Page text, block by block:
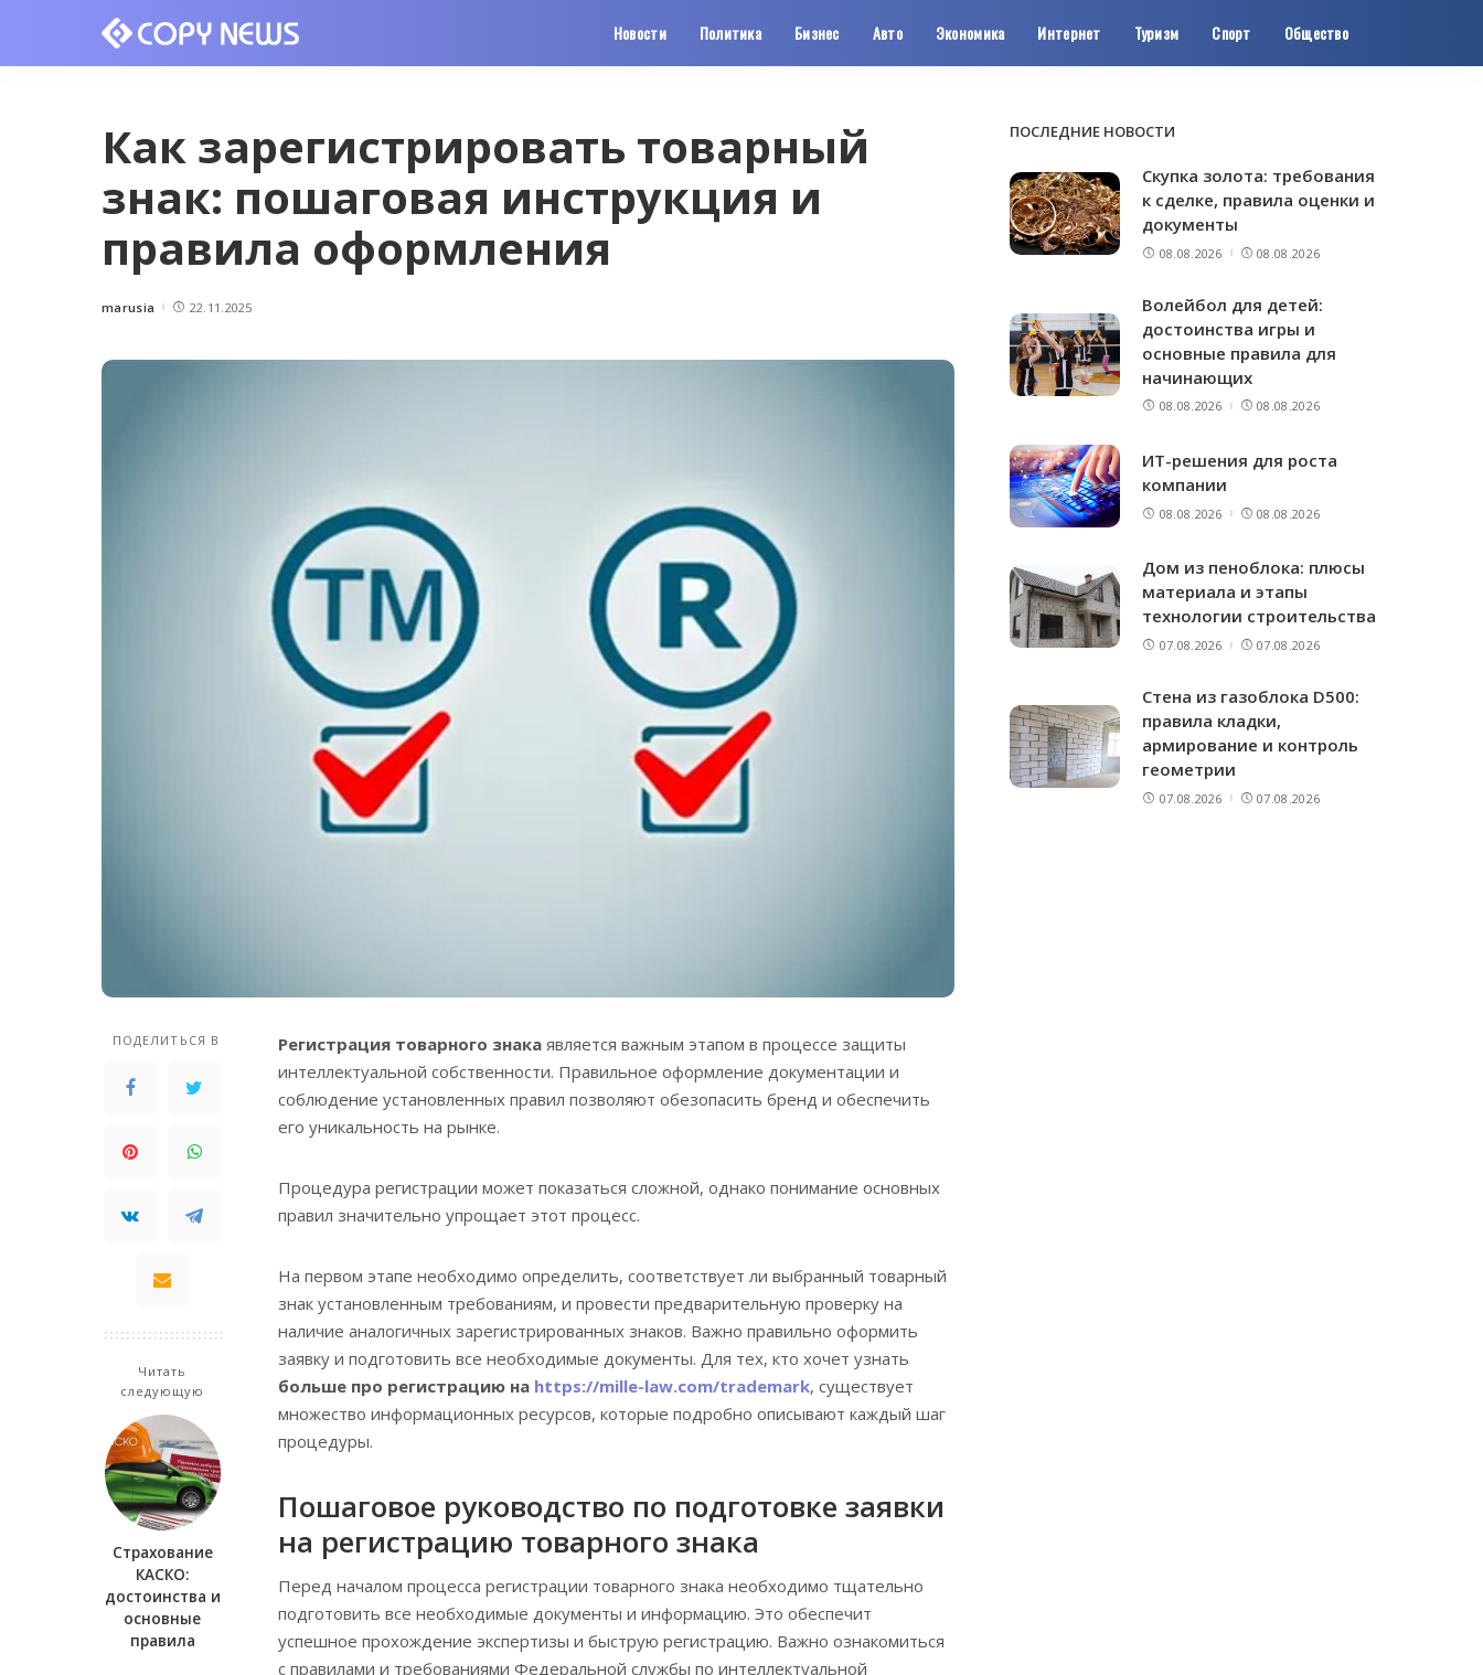
Новости Политика Бизнес Авто Экономика Интернет Туризм Спорт Общество
Как зарегистрировать товарный
знак: пошаговая инструкция и
правила оформления
Posted
marusia 22.11.2025
ПОДЕЛИТЬСЯ В
Читать
следующую
Страхование
КАСКО:
достоинства и
основные
правила
Регистрация товарного знака является важным этапом в процессе защиты
интеллектуальной собственности. Правильное оформление документации и
соблюдение установленных правил позволяют обезопасить бренд и обеспечить
его уникальность на рынке.
Процедура регистрации может показаться сложной, однако понимание основных
правил значительно упрощает этот процесс.
На первом этапе необходимо определить, соответствует ли выбранный товарный
знак установленным требованиям, и провести предварительную проверку на
наличие аналогичных зарегистрированных знаков. Важно правильно оформить
заявку и подготовить все необходимые документы. Для тех, кто хочет узнать
больше про регистрацию на https://mille-law.com/trademark, существует
множество информационных ресурсов, которые подробно описывают каждый шаг
процедуры.
Пошаговое руководство по подготовке заявки
на регистрацию товарного знака
Перед началом процесса регистрации товарного знака необходимо тщательно
подготовить все необходимые документы и информацию. Это обеспечит
успешное прохождение экспертизы и быструю регистрацию. Важно ознакомиться
с правилами и требованиями Федеральной службы по интеллектуальной
ПОСЛЕДНИЕ НОВОСТИ
Скупка золота: требования
к сделке, правила оценки и
документы
08.08.2026 08.08.2026
Волейбол для детей:
достоинства игры и
основные правила для
начинающих
08.08.2026 08.08.2026
ИТ-решения для роста
компании
08.08.2026 08.08.2026
Дом из пеноблока: плюсы
материала и этапы
технологии строительства
07.08.2026 07.08.2026
Стена из газоблока D500:
правила кладки,
армирование и контроль
геометрии
07.08.2026 07.08.2026